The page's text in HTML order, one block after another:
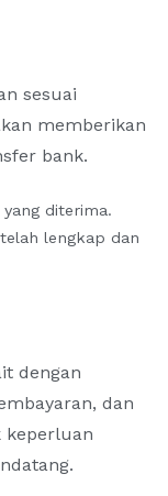
sesuai
memberikan
bank.
diterima.
lengkap dan
dengan
dan
keperluan